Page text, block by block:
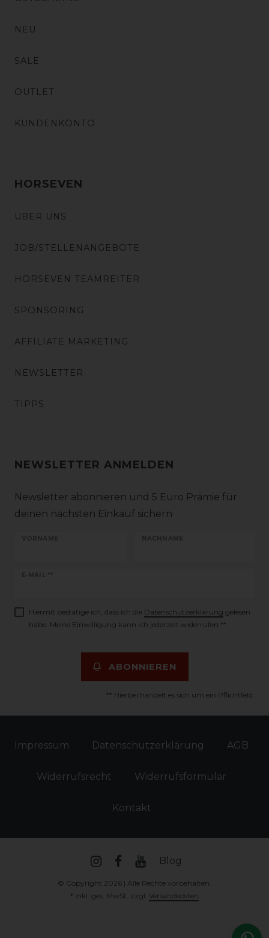
NEU
SALE
OUTLET
KUNDENKONTO
HORSEVEN
ÜBER UNS
JOB/STELLENANGEBOTE
HORSEVEN TEAMREITER
SPONSORING
AFFILIATE MARKETING
NEWSLETTER
TIPPS
NEWSLETTER ANMELDEN
Newsletter abonnieren und 5 Euro Prämie für
deinen nächsten Einkauf sichern
VORNAME NACHNAME
E-MAIL **
Newsletter
Hiermit bestätige ich, dass ich die Daten­schutz­erklärung gelesen
habe. Meine Einwilligung kann ich jederzeit widerrufen.**
ABONNIEREN
** Hierbei handelt es sich um ein Pflichtfeld.
Impressum Daten­schutz­erklärung AGB
Widerrufs­recht Widerrufs­formular
Kontakt
Blog
© Copyright 2026 | Alle Rechte vorbehalten.
* inkl. ges. MwSt. zzgl. Versandkosten